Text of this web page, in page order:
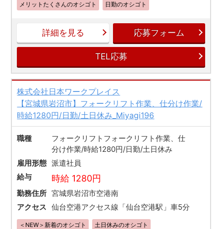
メリットたくさんのオシゴト 日勤のオシゴト
詳細を見る 応募フォーム
TEL応募
株式会社日本ワークプレイス
【宮城県岩沼市】フォークリフト作業、仕分け作業/
時給1280円/日勤/土日休み_Miyagi196
職種
フォークリフトフォークリフト作業、仕
分け作業/時給1280円/日勤/土日休み
雇用形態 派遣社員
給与
時給 1280円
勤務住所 宮城県岩沼市空港南
アクセス
仙台空港アクセス線「仙台空港駅」車5分
＜NEW＞新着のオシゴト 土日休みのオシゴト